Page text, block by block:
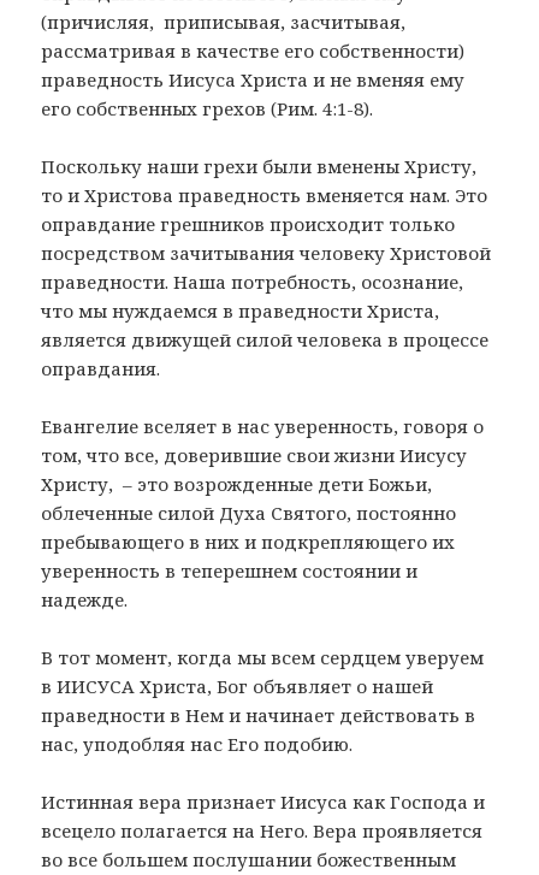
(причисляя, приписывая, засчитывая,
рассматривая в качестве его собственности)
праведность Иисуса Христа и не вменяя ему
его собственных грехов (Рим. 4:1-8).
Поскольку наши грехи были вменены Христу,
то и Христова праведность вменяется нам. Это
оправдание грешников происходит только
посредством зачитывания человеку Христовой
праведности. Наша потребность, осознание,
что мы нуждаемся в праведности Христа,
является движущей силой человека в процессе
оправдания.
Евангелие вселяет в нас уверенность, говоря о
том, что все, доверившие свои жизни Иисусу
Христу, – это возрожденные дети Божьи,
облеченные силой Духа Святого, постоянно
пребывающего в них и подкрепляющего их
уверенность в теперешнем состоянии и
надежде.
В тот момент, когда мы всем сердцем уверуем
в ИИСУСА Христа, Бог объявляет о нашей
праведности в Нем и начинает действовать в
нас, уподобляя нас Его подобию.
Истинная вера признает Иисуса как Господа и
всецело полагается на Него. Вера проявляется
во все большем послушании божественным